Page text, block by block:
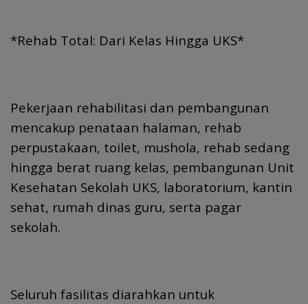
*Rehab Total: Dari Kelas Hingga UKS*
Pekerjaan rehabilitasi dan pembangunan
mencakup penataan halaman, rehab
perpustakaan, toilet, mushola, rehab sedang
hingga berat ruang kelas, pembangunan Unit
Kesehatan Sekolah UKS, laboratorium, kantin
sehat, rumah dinas guru, serta pagar
sekolah.
Seluruh fasilitas diarahkan untuk